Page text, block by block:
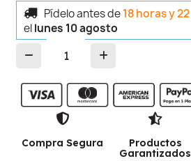
Pídelo antes de18 horas y
ellunes 10 agosto
Compra Segura
Productos
Garantizados